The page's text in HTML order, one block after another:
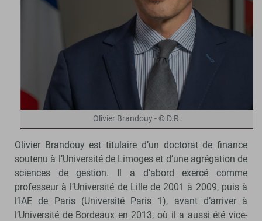
Olivier Brandouy - © D.R.
Olivier Brandouy est titulaire d’un doctorat de finance
soutenu à l’Université de Limoges et d’une agrégation de
sciences de gestion. Il a d’abord exercé comme
professeur à l’Université de Lille de 2001 à 2009, puis à
l’IAE de Paris (Université Paris 1), avant d’arriver à
l’Université de Bordeaux en 2013, où il a aussi été vice-